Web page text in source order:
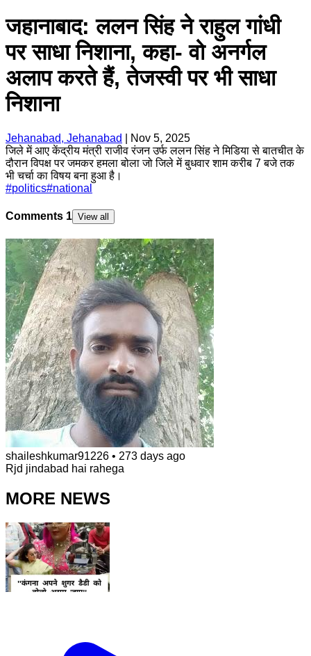
जहानाबाद: ललन सिंह ने राहुल गांधी
पर साधा निशाना, कहा- वो अनर्गल
अलाप करते हैं, तेजस्वी पर भी साधा
निशाना
Jehanabad, Jehanabad
Nov 5, 2025
जिले में आए केंद्रीय मंत्री राजीव रंजन उर्फ ललन सिंह ने मिडिया से बातचीत के
दौरान विपक्ष पर जमकर हमला बोला जो जिले में बुधवार शाम करीब 7 बजे तक
भी चर्चा का विषय बना हुआ है।
#politics#national
Comments 1 View all
shaileshkumar91226 • 273 days ago
Rjd jindabad hai rahega
MORE NEWS